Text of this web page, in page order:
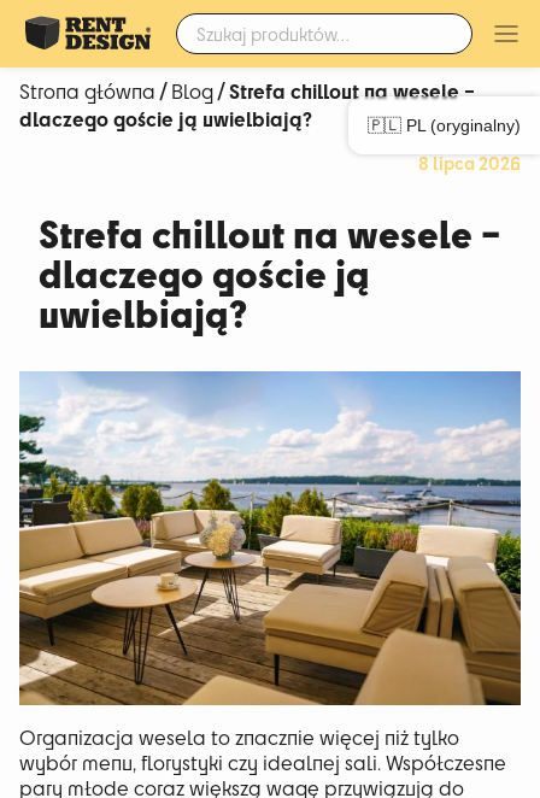
Szukaj:
🇵🇱 PL (oryginalny)
Strona główna/Blog/ Strefa chillout na wesele –
dlaczego goście ją uwielbiają?
Strefa chillout na wesele –
dlaczego goście ją
uwielbiają?
8 lipca 2026
Organizacja wesela to znacznie więcej niż tylko
wybór menu, florystyki czy idealnej sali. Współczesne
pary młode coraz większą wagę przywiązują do